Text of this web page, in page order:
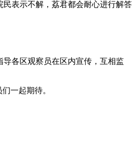
表示不解，荔君都会耐心进行解答
各区观察员在区内宣传，互相监
一起期待。